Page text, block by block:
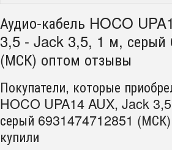
Аудио-кабель HOCO
3,5 - Jack 3,5, 1 м, серый
(МСК) оптом отзывы
Покупатели, которые
HOCO UPA14 AUX, Jack
серый 6931474712851
купили